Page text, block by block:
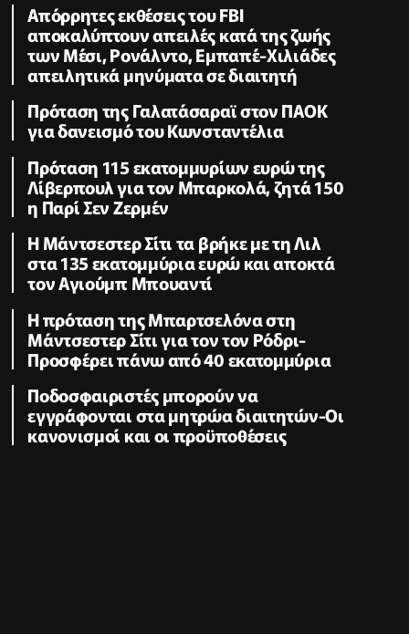
Απόρρητες εκθέσεις του FBI
αποκαλύπτουν απειλές κατά της ζωής
των Μέσι, Ρονάλντο, Εμπαπέ-Χιλιάδες
απειλητικά μηνύματα σε διαιτητή
Πρόταση της Γαλατάσαραϊ στον ΠΑΟΚ
για δανεισμό του Κωνσταντέλια
Πρόταση 115 εκατομμυρίων ευρώ της
Λίβερπουλ για τον Μπαρκολά, ζητά 150
η Παρί Σεν Ζερμέν
Η Μάντσεστερ Σίτι τα βρήκε με τη Λιλ
στα 135 εκατομμύρια ευρώ και αποκτά
τον Αγιούμπ Μπουαντί
Η πρόταση της Μπαρτσελόνα στη
Μάντσεστερ Σίτι για τον τον Ρόδρι-
Προσφέρει πάνω από 40 εκατομμύρια
Ποδοσφαιριστές μπορούν να
εγγράφονται στα μητρώα διαιτητών-Οι
κανονισμοί και οι προϋποθέσεις